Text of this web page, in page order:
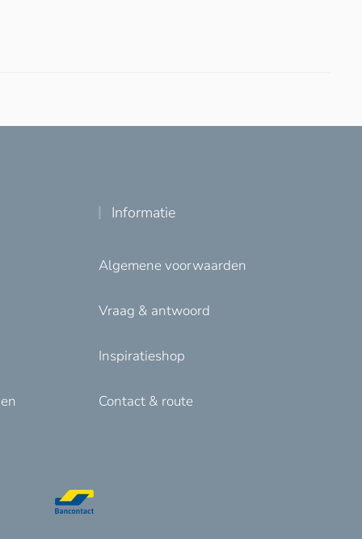
Informatie
Algemene voorwaarden
Vraag & antwoord
Inspiratieshop
Contact & route